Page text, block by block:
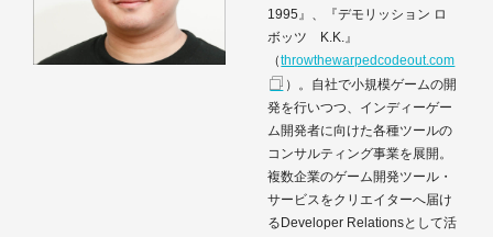
1995』、『デモリッション ロ
ボッツ K.K.』
（throwthewarpedcodeout.com
）。自社で小規模ゲームの開
発を行いつつ、インディーゲー
ム開発者に向けた各種ツールの
コンサルティング事業を展開。
複数企業のゲーム開発ツール・
サービスをクリエイターへ届け
るDeveloper Relationsとして活